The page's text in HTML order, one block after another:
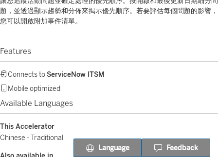
題，並透過顯示趨勢和分佈來揭示優先順序。若要評估每個問題的影響，
您可以開啟附加事件清單。
Features
Connects toServiceNow ITSM
Mobile optimized
Available Languages
This Accelerator
Chinese - Traditional
Language Feedback